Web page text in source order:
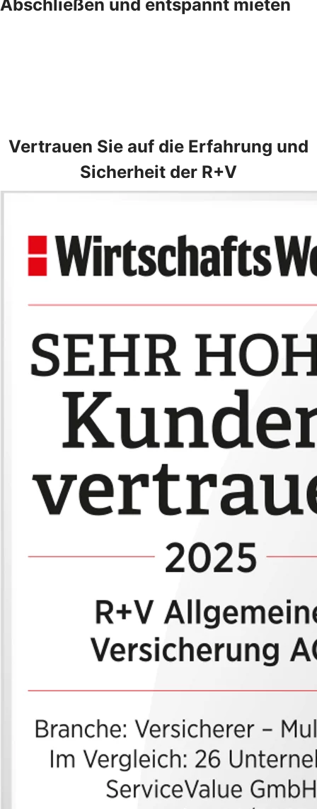
Abschließen und entspannt mieten
Vertrauen Sie auf die Erfahrung und
Sicherheit der R+V